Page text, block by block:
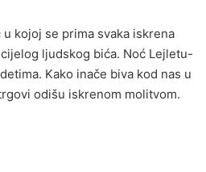
kojoj se prima svaka iskrena
ljudskog bića. Noć Lejletu-
Kako inače biva kod nas u
odišu iskrenom molitvom.